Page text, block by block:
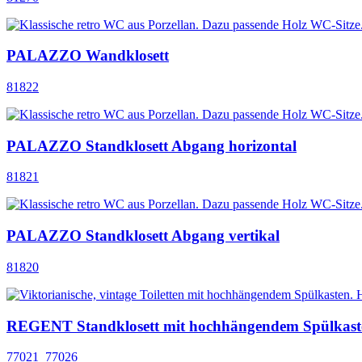
PALAZZO Wandklosett
81822
PALAZZO Standklosett Abgang horizontal
81821
PALAZZO Standklosett Abgang vertikal
81820
REGENT Standklosett mit hochhängendem
77021_77026